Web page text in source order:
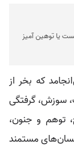
یا توهین آمیز
که بخر از
سوزش، گرفتگی
توهم و جنون،
مستمند